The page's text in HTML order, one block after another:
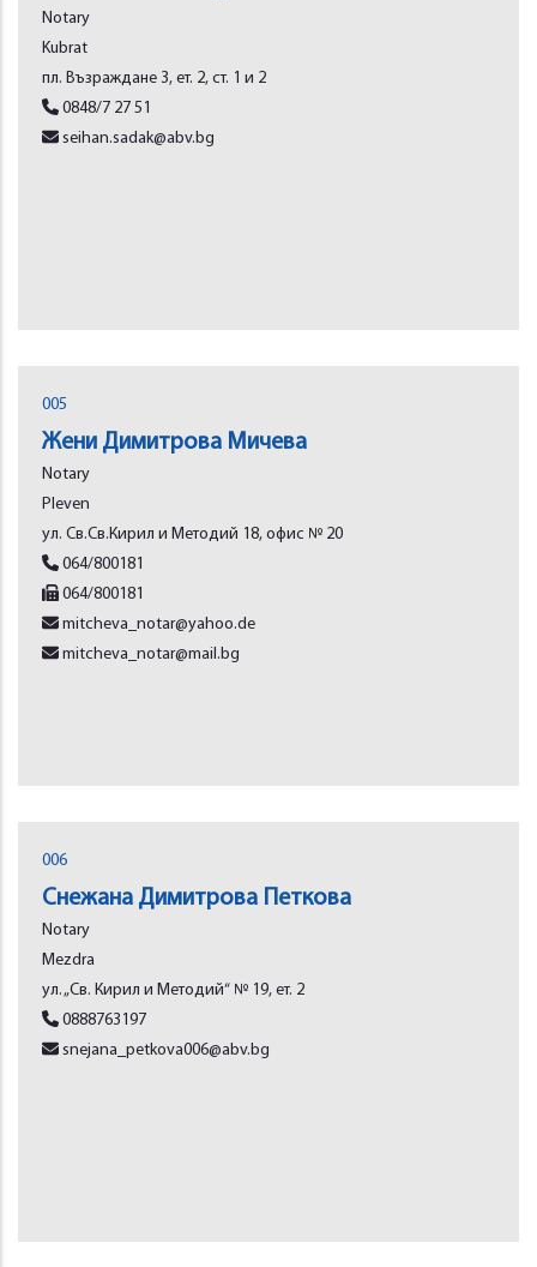
Notary
Kubrat
пл. Възраждане 3, ет. 2, ст. 1 и 2
0848/7 27 51
seihan.sadak@abv.bg
005
Жени Димитрова Мичева
Notary
Plеvеn
ул. Св.Св.Кирил и Методий 18, офис № 20
064/800181
064/800181
mitcheva_notar@yahoo.de
mitcheva_notar@mail.bg
006
Снежана Димитрова Петкова
Notary
Mеzdra
ул. „Св. Кирил и Методий“ № 19, ет. 2
0888763197
snejana_petkova006@abv.bg